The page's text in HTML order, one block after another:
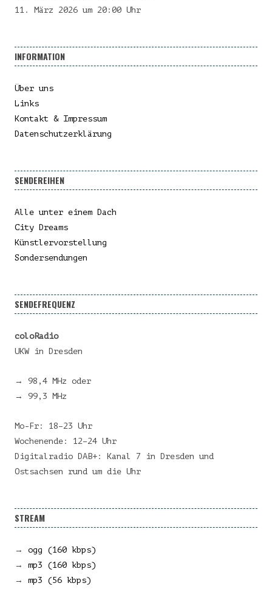
11. März 2026 um 20:00 Uhr
INFORMATION
Über uns
Links
Kontakt & Impressum
Datenschutzerklärung
SENDEREIHEN
Alle unter einem Dach
City Dreams
Künstlervorstellung
Sondersendungen
SENDEFREQUENZ
coloRadio
UKW in Dresden
→ 98,4 MHz oder
→ 99,3 MHz
Mo-Fr: 18–23 Uhr
Wochenende: 12–24 Uhr
Digitalradio DAB+: Kanal 7 in Dresden und
Ostsachsen rund um die Uhr
STREAM
→ ogg (160 kbps)
→ mp3 (160 kbps)
→ mp3 (56 kbps)